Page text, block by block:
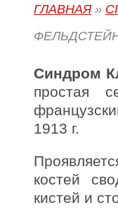
ГЛАВНАЯ»
Синдром
простая
1913 г.
костей
кистей и